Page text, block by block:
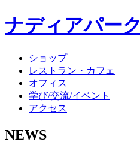
ナディアパーク
ショップ
レストラン・カフェ
オフィス
学び/交流/イベント
アクセス
NEWS